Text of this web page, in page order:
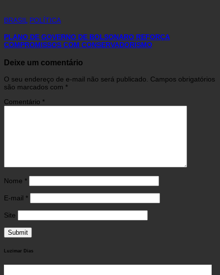
BRASIL POLÍTICA
PLANO DE GOVERNO DE BOLSONARO REFORÇA
COMPROMISSOS COM CONSERVADORISMO
Deixe um comentário
O seu endereço de e-mail não será publicado. Campos obrigatórios
são marcados com *
Comentário *
Nome *
E-mail *
Site
Luzimar Dias